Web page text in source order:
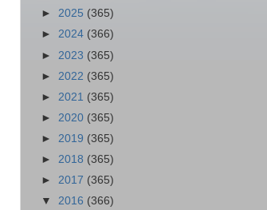
► 2025 (365)
► 2024 (366)
► 2023 (365)
► 2022 (365)
► 2021 (365)
► 2020 (365)
► 2019 (365)
► 2018 (365)
► 2017 (365)
▼ 2016 (366)